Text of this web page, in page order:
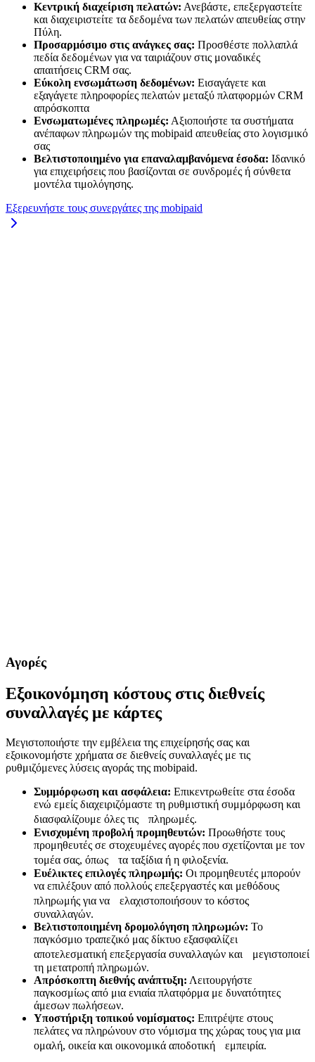
Κεντρική διαχείριση πελατών: Ανεβάστε, επεξεργαστείτε
και διαχειριστείτε τα δεδομένα των πελατών απευθείας στην
Πύλη.
Προσαρμόσιμο στις ανάγκες σας: Προσθέστε πολλαπλά
πεδία δεδομένων για να ταιριάζουν στις μοναδικές
απαιτήσεις CRM σας.
Εύκολη ενσωμάτωση δεδομένων: Εισαγάγετε και
εξαγάγετε πληροφορίες πελατών μεταξύ πλατφορμών CRM
απρόσκοπτα
Ενσωματωμένες πληρωμές: Αξιοποιήστε τα συστήματα
ανέπαφων πληρωμών της mobipaid απευθείας στο λογισμικό
σας
Βελτιστοποιημένο για επαναλαμβανόμενα έσοδα: Ιδανικό
για επιχειρήσεις που βασίζονται σε συνδρομές ή σύνθετα
μοντέλα τιμολόγησης.
Εξερευνήστε τους συνεργάτες της mobipaid
Αγορές
Εξοικονόμηση κόστους στις διεθνείς
συναλλαγές με κάρτες
Μεγιστοποιήστε την εμβέλεια της επιχείρησής σας και
εξοικονομήστε χρήματα σε διεθνείς συναλλαγές με τις
ρυθμιζόμενες λύσεις αγοράς της mobipaid.
Συμμόρφωση και ασφάλεια: Επικεντρωθείτε στα έσοδα
ενώ εμείς διαχειριζόμαστε τη ρυθμιστική συμμόρφωση και
διασφαλίζουμε όλες τις πληρωμές.
Ενισχυμένη προβολή προμηθευτών: Προωθήστε τους
προμηθευτές σε στοχευμένες αγορές που σχετίζονται με τον
τομέα σας, όπως τα ταξίδια ή η φιλοξενία.
Ευέλικτες επιλογές πληρωμής: Οι προμηθευτές μπορούν
να επιλέξουν από πολλούς επεξεργαστές και μεθόδους
πληρωμής για να ελαχιστοποιήσουν το κόστος
συναλλαγών.
Βελτιστοποιημένη δρομολόγηση πληρωμών: Το
παγκόσμιο τραπεζικό μας δίκτυο εξασφαλίζει
αποτελεσματική επεξεργασία συναλλαγών και μεγιστοποιεί
τη μετατροπή πληρωμών.
Απρόσκοπτη διεθνής ανάπτυξη: Λειτουργήστε
παγκοσμίως από μια ενιαία πλατφόρμα με δυνατότητες
άμεσων πωλήσεων.
Υποστήριξη τοπικού νομίσματος: Επιτρέψτε στους
πελάτες να πληρώνουν στο νόμισμα της χώρας τους για μια
ομαλή, οικεία και οικονομικά αποδοτική εμπειρία.